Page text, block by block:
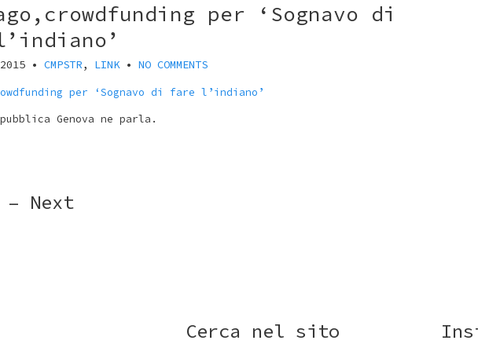
per ‘Sognavo di
• CMPSTR, LINK• NO COMMENTS
per ‘Sognavo di fare l’indiano’
Genova ne parla.
– Next
Cerca nel sito